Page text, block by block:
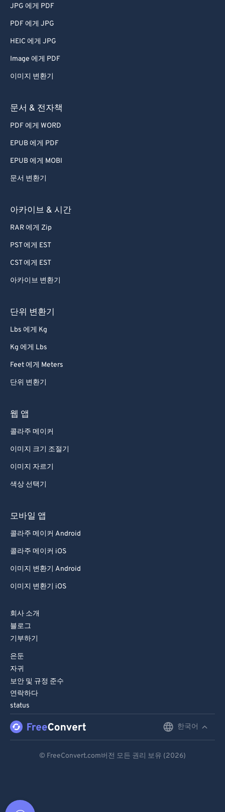
JPG 에게 PDF
PDF 에게 JPG
HEIC 에게 JPG
Image 에게 PDF
이미지 변환기
문서 & 전자책
PDF 에게 WORD
EPUB 에게 PDF
EPUB 에게 MOBI
문서 변환기
아카이브 & 시간
RAR 에게 Zip
PST 에게 EST
CST 에게 EST
아카이브 변환기
단위 변환기
Lbs 에게 Kg
Kg 에게 Lbs
Feet 에게 Meters
단위 변환기
웹 앱
콜라주 메이커
이미지 크기 조절기
이미지 자르기
색상 선택기
모바일 앱
콜라주 메이커 Android
콜라주 메이커 iOS
이미지 변환기 Android
이미지 변환기 iOS
회사 소개
블로그
기부하기
은둔
자귀
보안 및 규정 준수
연락하다
status
한국어
© FreeConvert.com버전 모든 권리 보유 (2026)